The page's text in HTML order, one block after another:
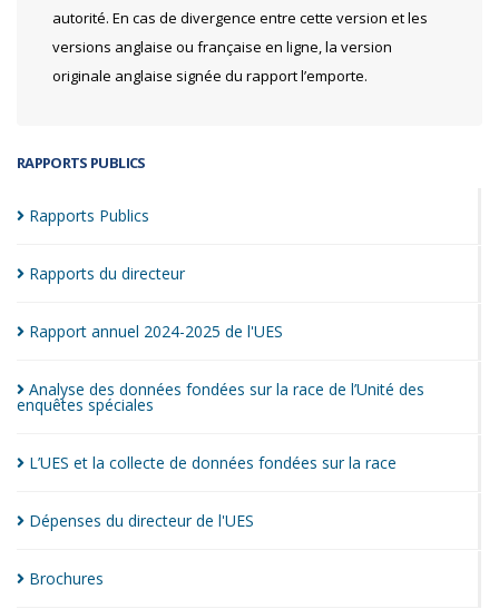
RAPPORTS PUBLICS
Rapports Publics
Rapports du directeur
Rapport annuel 2024-2025 de l'UES
Analyse des données fondées sur la race de l’Unité des
enquêtes spéciales
L’UES et la collecte de données fondées sur la race
Dépenses du directeur de l'UES
Brochures
autorité. En cas de divergence entre cette version et les
versions anglaise ou française en ligne, la version
originale anglaise signée du rapport l’emporte.